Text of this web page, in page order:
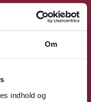
Om
indhold og